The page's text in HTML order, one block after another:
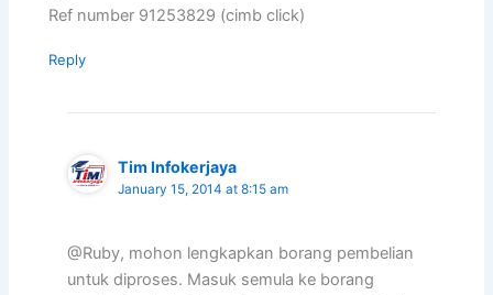
Ref number 91253829 (cimb click)
Reply
Tim Infokerjaya
January 15, 2014 at 8:15 am
@Ruby, mohon lengkapkan borang pembelian
untuk diproses. Masuk semula ke borang